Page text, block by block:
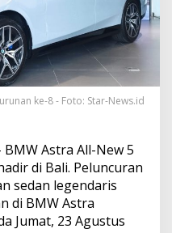
ke-8 - Foto: Star-News.id
BMW Astra All-New 5
di Bali. Peluncuran
sedan legendaris
di BMW Astra
Jumat, 23 Agustus